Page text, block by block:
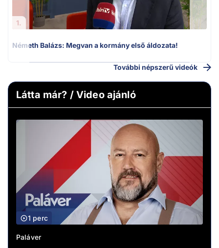
1.
Németh Balázs: Megvan a kormány első áldozata!
További népszerű videók
Látta már? / Video ajánló
1 perc
Paláver